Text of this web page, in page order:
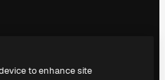
to enhance site